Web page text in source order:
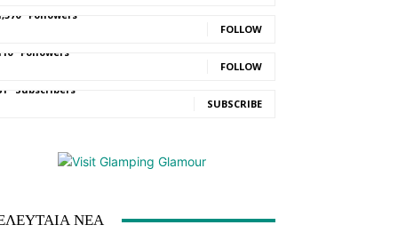
1,570
Followers
FOLLOW
110
Followers
FOLLOW
Subscribers
SUBSCRIBE
ΝΕΑ